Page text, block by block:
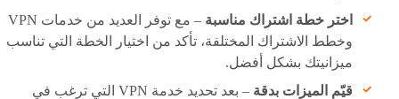
اختر خطة اشتراك مناسبة
– مع توفر العديد من خدمات VPN
وخطط الاشتراك المختلفة، تأكد من اختيار الخطة التي تناسب
ميزانيتك بشكل أفضل.
قيّم الميزات بدقة
– بعد تحديد خدمة VPN التي ترغب في